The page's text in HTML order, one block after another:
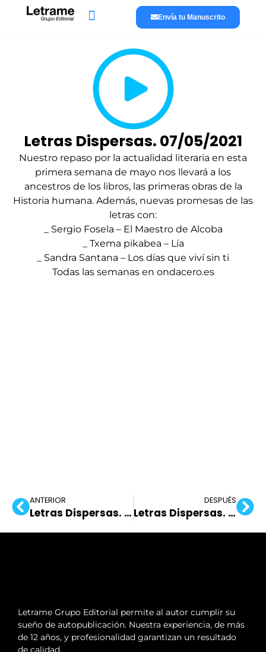
Envía tu Manuscrito
Letras Dispersas. 07/05/2021
Nuestro repaso por la actualidad literaria en esta
primera semana de mayo nos llevará a los
ancestros de los libros, las primeras obras de la
Historia humana. Además, nuevas promesas de las
letras con:
_ Sergio Fosela – El Maestro de Alcoba
_ Txema pikabea – Lía
_ Sandra Santana – Los días que viví sin ti
Todas las semanas en ondacero.es
ANTERIOR
Letras Dispersas. 03/05/2021
DESPUÉS
Letras Dispersas. 14/05/2021
Letrame Grupo Editorial permite al autor cumplir su
sueño de autopublicación. Nuestra experiencia, de más
de 12 años, y profesionalidad garantizan un resultado
de calidad.